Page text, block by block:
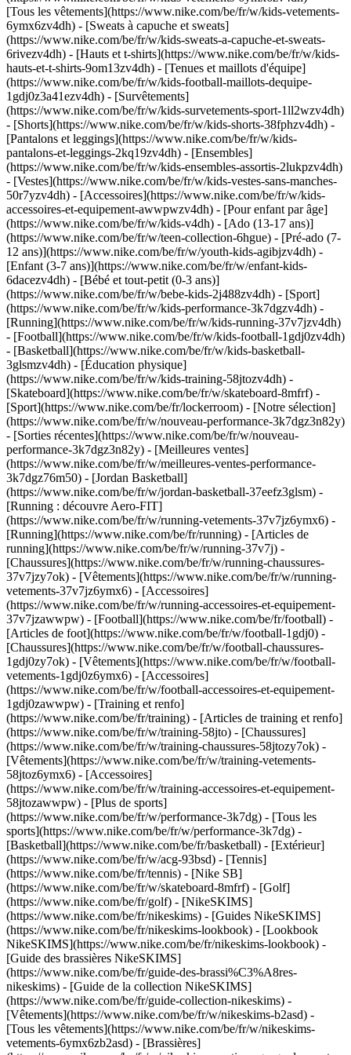
[Tous les vêtements](https://www.nike.com/be/fr/w/kids-vetements-
6ymx6zv4dh) - [Sweats à capuche et sweats]
(https://www.nike.com/be/fr/w/kids-sweats-a-capuche-et-sweats-
6rivezv4dh) - [Hauts et t-shirts](https://www.nike.com/be/fr/w/kids-
hauts-et-t-shirts-9om13zv4dh) - [Tenues et maillots d'équipe]
(https://www.nike.com/be/fr/w/kids-football-maillots-dequipe-
1gdj0z3a41ezv4dh) - [Survêtements]
(https://www.nike.com/be/fr/w/kids-survetements-sport-1ll2wzv4dh)
- [Shorts](https://www.nike.com/be/fr/w/kids-shorts-38fphzv4dh) -
[Pantalons et leggings](https://www.nike.com/be/fr/w/kids-
pantalons-et-leggings-2kq19zv4dh) - [Ensembles]
(https://www.nike.com/be/fr/w/kids-ensembles-assortis-2lukpzv4dh)
- [Vestes](https://www.nike.com/be/fr/w/kids-vestes-sans-manches-
50r7yzv4dh) - [Accessoires](https://www.nike.com/be/fr/w/kids-
accessoires-et-equipement-awwpwzv4dh) - [Pour enfant par âge]
(https://www.nike.com/be/fr/w/kids-v4dh) - [Ado (13-17 ans)]
(https://www.nike.com/be/fr/w/teen-collection-6hgue) - [Pré-ado (7-
12 ans)](https://www.nike.com/be/fr/w/youth-kids-agibjzv4dh) -
[Enfant (3-7 ans)](https://www.nike.com/be/fr/w/enfant-kids-
6dacezv4dh) - [Bébé et tout-petit (0-3 ans)]
(https://www.nike.com/be/fr/w/bebe-kids-2j488zv4dh) - [Sport]
(https://www.nike.com/be/fr/w/kids-performance-3k7dgzv4dh) -
[Running](https://www.nike.com/be/fr/w/kids-running-37v7jzv4dh)
- [Football](https://www.nike.com/be/fr/w/kids-football-1gdj0zv4dh)
- [Basketball](https://www.nike.com/be/fr/w/kids-basketball-
3glsmzv4dh) - [Éducation physique]
(https://www.nike.com/be/fr/w/kids-training-58jtozv4dh) -
[Skateboard](https://www.nike.com/be/fr/w/skateboard-8mfrf) -
[Sport](https://www.nike.com/be/fr/lockerroom) - [Notre sélection]
(https://www.nike.com/be/fr/w/nouveau-performance-3k7dgz3n82y)
- [Sorties récentes](https://www.nike.com/be/fr/w/nouveau-
performance-3k7dgz3n82y) - [Meilleures ventes]
(https://www.nike.com/be/fr/w/meilleures-ventes-performance-
3k7dgz76m50) - [Jordan Basketball]
(https://www.nike.com/be/fr/w/jordan-basketball-37eefz3glsm) -
[Running : découvre Aero-FIT]
(https://www.nike.com/be/fr/w/running-vetements-37v7jz6ymx6) -
[Running](https://www.nike.com/be/fr/running) - [Articles de
running](https://www.nike.com/be/fr/w/running-37v7j) -
[Chaussures](https://www.nike.com/be/fr/w/running-chaussures-
37v7jzy7ok) - [Vêtements](https://www.nike.com/be/fr/w/running-
vetements-37v7jz6ymx6) - [Accessoires]
(https://www.nike.com/be/fr/w/running-accessoires-et-equipement-
37v7jzawwpw) - [Football](https://www.nike.com/be/fr/football) -
[Articles de foot](https://www.nike.com/be/fr/w/football-1gdj0) -
[Chaussures](https://www.nike.com/be/fr/w/football-chaussures-
1gdj0zy7ok) - [Vêtements](https://www.nike.com/be/fr/w/football-
vetements-1gdj0z6ymx6) - [Accessoires]
(https://www.nike.com/be/fr/w/football-accessoires-et-equipement-
1gdj0zawwpw) - [Training et renfo]
(https://www.nike.com/be/fr/training) - [Articles de training et renfo]
(https://www.nike.com/be/fr/w/training-58jto) - [Chaussures]
(https://www.nike.com/be/fr/w/training-chaussures-58jtozy7ok) -
[Vêtements](https://www.nike.com/be/fr/w/training-vetements-
58jtoz6ymx6) - [Accessoires]
(https://www.nike.com/be/fr/w/training-accessoires-et-equipement-
58jtozawwpw) - [Plus de sports]
(https://www.nike.com/be/fr/w/performance-3k7dg) - [Tous les
sports](https://www.nike.com/be/fr/w/performance-3k7dg) -
[Basketball](https://www.nike.com/be/fr/basketball) - [Extérieur]
(https://www.nike.com/be/fr/w/acg-93bsd) - [Tennis]
(https://www.nike.com/be/fr/tennis) - [Nike SB]
(https://www.nike.com/be/fr/w/skateboard-8mfrf) - [Golf]
(https://www.nike.com/be/fr/golf) - [NikeSKIMS]
(https://www.nike.com/be/fr/nikeskims) - [Guides NikeSKIMS]
(https://www.nike.com/be/fr/nikeskims-lookbook) - [Lookbook
NikeSKIMS](https://www.nike.com/be/fr/nikeskims-lookbook) -
[Guide des brassières NikeSKIMS]
(https://www.nike.com/be/fr/guide-des-brassi%C3%A8res-
nikeskims) - [Guide de la collection NikeSKIMS]
(https://www.nike.com/be/fr/guide-collection-nikeskims) -
[Vêtements](https://www.nike.com/be/fr/w/nikeskims-b2asd) -
[Tous les vêtements](https://www.nike.com/be/fr/w/nikeskims-
vetements-6ymx6zb2asd) - [Brassières]